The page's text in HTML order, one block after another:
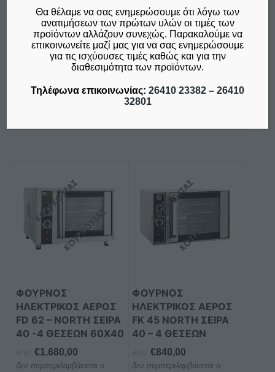
FR 110 NORTH
1.560,00
δεν συμπεριλαμβάνεται ο
Φ.Π.Α. 24%
Προσθήκη στο καλάθι
KING 2 ΕΠΙΠΕΔΩΝ FPD
92 NORTH
ΑΠΌ:€3.160,00
δεν συμπεριλαμβάνεται ο
Φ.Π.Α. 24%
Προσθήκη στο καλάθι
ΦΟΥΡΝΟΣ
ΗΛΕΚΤΡΙΚΟΣ ΑΕΡΟΣ
FD 62 – NORTH ΣΕΙΡΑ
40 -4 ΘΕΣΕΩΝ 60X40
ΑΠΌ: €1.680,00
δεν συμπεριλαμβάνεται ο
ΦΟΥΡΝΟΣ
ΗΛΕΚΤΡΙΚΟΣ ΑΕΡΟΣ
FK 45 NORTH ΣΕΙΡΑ
40 – 4 ΘΕΣΕΩΝ
ΑΠΌ: €840,00
δεν συμπεριλαμβάνεται ο
Θα θέλαμε να σας ενημερώσουμε ότι λόγω των
ανατιμήσεων των πρώτων υλών οι τιμές των
προϊόντων αλλάζουν συνεχώς. Παρακαλούμε να
επικοινωνείτε μαζί μας για να σας ενημερώσουμε
για τις ισχύουσες τιμές καθώς και για την
διαθεσιμότητα των προϊόντων.
Τηλέφωνα επικοινωνίας: 26410 23382 – 26410
32801